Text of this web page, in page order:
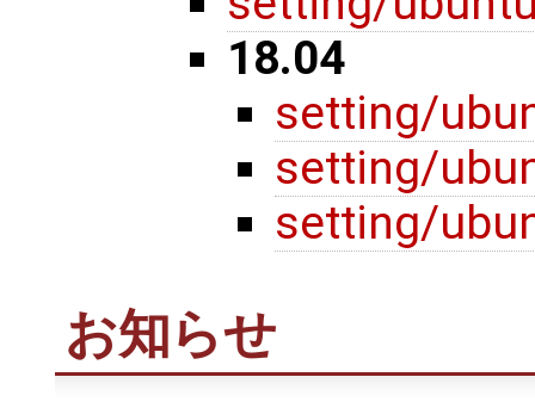
18.04
setting/
setting/
setting/
お知らせ